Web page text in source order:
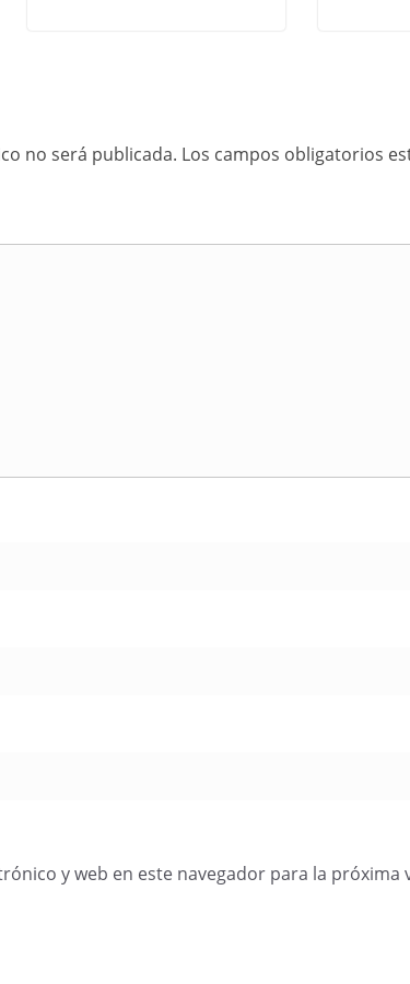
no será publicada. Los campos obligatorios
y web en este navegador para la próxima